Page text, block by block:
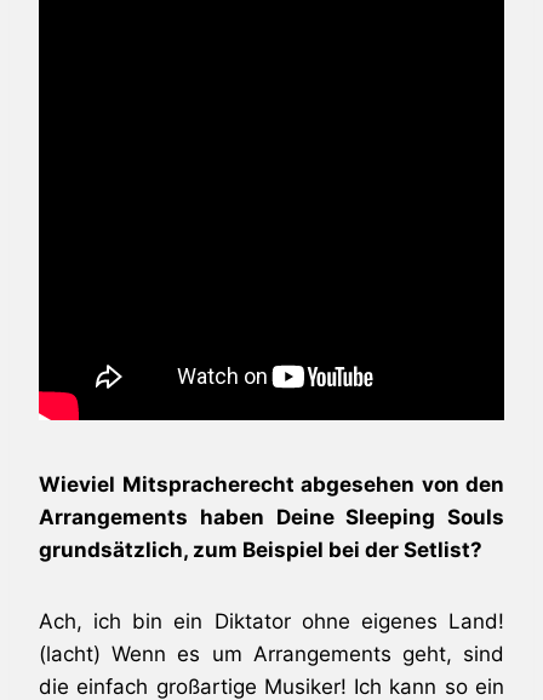
Wieviel Mitspracherecht abgesehen von den
Arrangements haben Deine Sleeping Souls
grundsätzlich, zum Beispiel bei der Setlist?
Ach, ich bin ein Diktator ohne eigenes Land!
(lacht) Wenn es um Arrangements geht, sind
die einfach großartige Musiker! Ich kann so ein